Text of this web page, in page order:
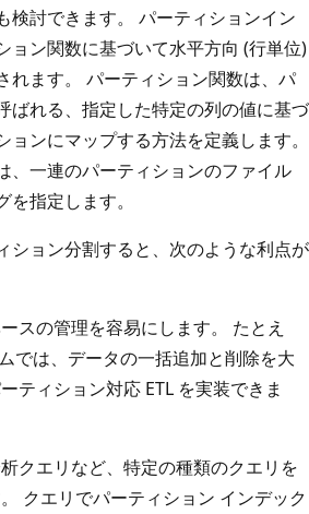
検討できます。 パーティションイン
ョン関数に基づいて水平方向 (行単位)
れます。 パーティション関数は、パ
ばれる、指定した特定の列の値に基づ
ンにマップする方法を定義します。
、一連のパーティションのファイル
指定します。
ション分割すると、次のような利点が
スの管理を容易にします。 たとえ
では、データの一括追加と削除を大
ティション対応 ETL を実装できま
クエリなど、特定の種類のクエリを
クエリでパーティション インデック